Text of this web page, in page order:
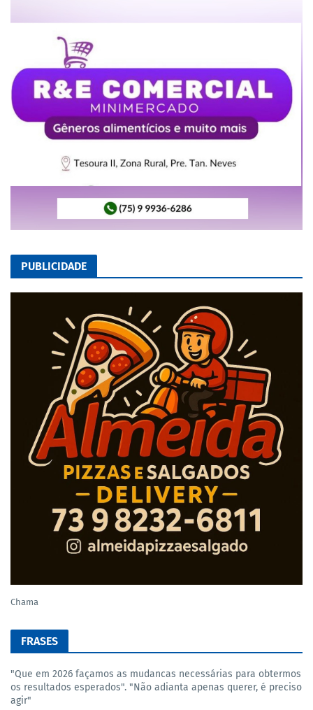
PUBLICIDADE
Chama
FRASES
"Que em 2026 façamos as mudancas necessárias para obtermos
os resultados esperados". "Não adianta apenas querer, é preciso
agir"